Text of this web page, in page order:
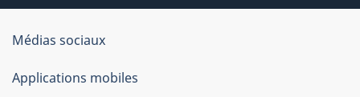
Organisation
du
Médias sociaux
Applications mobiles